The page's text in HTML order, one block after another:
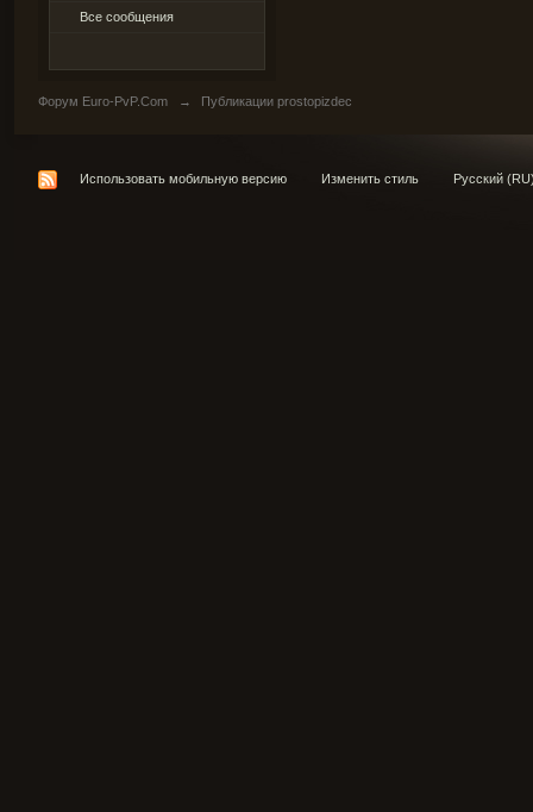
Все сообщения
Форум Euro-PvP.Com → Публикации prostopizdec
Использовать мобильную версию Изменить стиль Русский